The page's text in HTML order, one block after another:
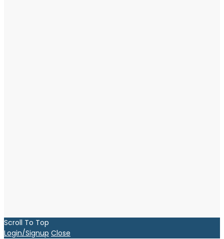
Scroll To Top
Login/Signup Close